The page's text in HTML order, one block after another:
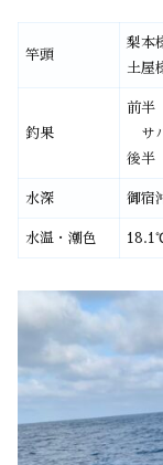
竿頭
梨本
土屋
釣果
前半
サ
後
水深 御宿
水温・潮色